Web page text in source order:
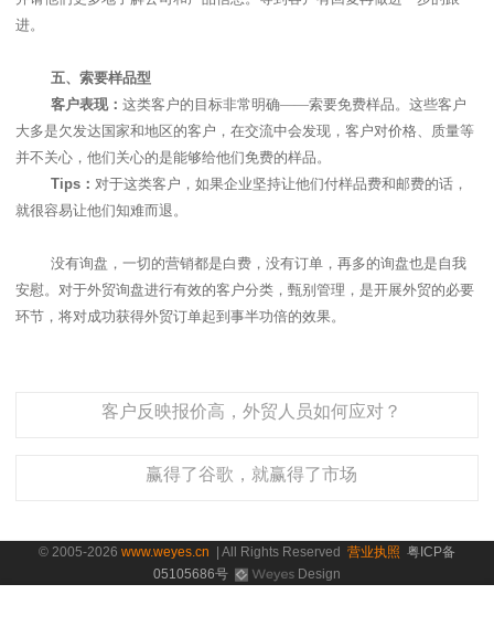
进。
五、 索要样品型
客户表现： 这类客户的目标非常明确——索要免费样品。这些客户
大多是欠发达国家和地区的客户，在交流中会发现，客户对价格、质量等
并不关心，他们关心的是能够给他们免费的样品。
Tips： 对于这类客户，如果企业坚持让他们付样品费和邮费的话，
就很容易让他们知难而退。
没有询盘，一切的营销都是白费，没有订单，再多的询盘也是自我
安慰。对于外贸询盘进行有效的客户分类，甄别管理，是开展外贸的必要
环节，将对成功获得外贸订单起到事半功倍的效果。
客户反映报价高，外贸人员如何应对？
赢得了谷歌，就赢得了市场
© 2005-2026 www.weyes.cn | All Rights Reserved 营业执照 粤ICP备
05105686号
Design